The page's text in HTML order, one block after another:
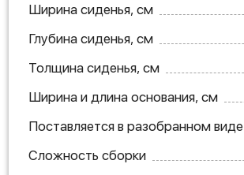
Ширина сиденья, см
Глубина сиденья, см
Толщина сиденья, см
Ширина и длина основания, см
Поставляется в разобранном виде
Сложность сборки